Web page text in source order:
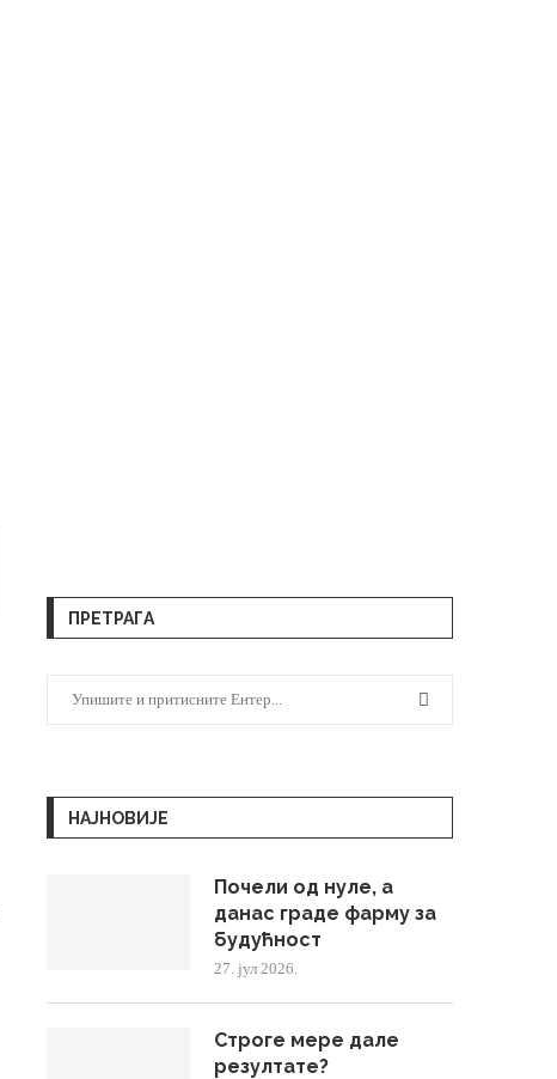
ПРЕТРАГА
НАЈНОВИЈЕ
Почели од нуле, а
данас граде фарму за
будућност
27. јул 2026.
Строге мере дале
резултате?